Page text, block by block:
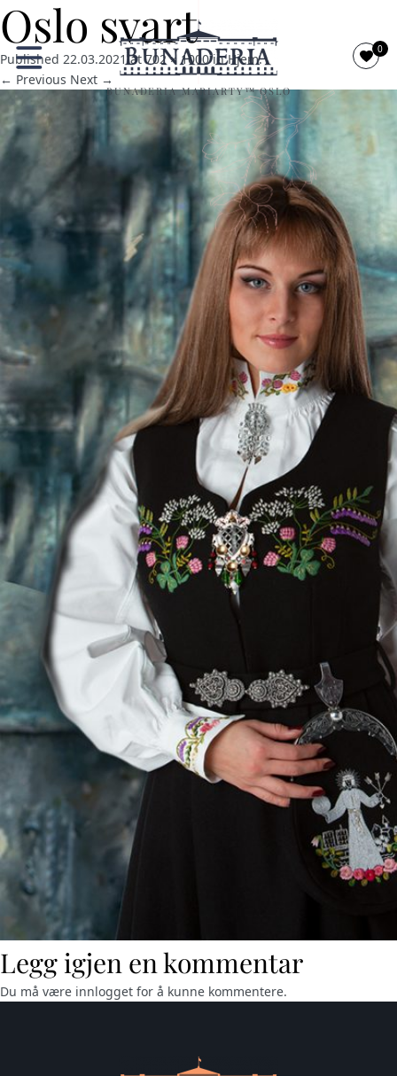
BUNADERIA MARIARTY™ OSLO
0
Oslo svart
Published 22.03.2021at702 × 1000inHjem.
← Previous Next →
Legg igjen en kommentar
Du må være innlogget for å kunne kommentere.